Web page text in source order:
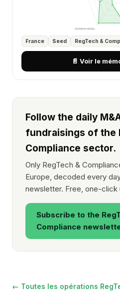
France Seed RegTech &
📄 Voir le
Follow the daily
fundraisings of the
Compliance sector.
Only RegTech &
Europe, decoded every
newsletter. Free, one-click
Subscribe to the
Compliance
← Toutes les opérations